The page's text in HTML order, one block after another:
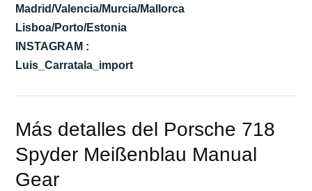
Madrid/Valencia/Murcia/Mallorca
Lisboa/Porto/Estonia
INSTAGRAM :
Luis_Carratala_import
Más detalles del Porsche 718
Spyder Meißenblau Manual
Gear